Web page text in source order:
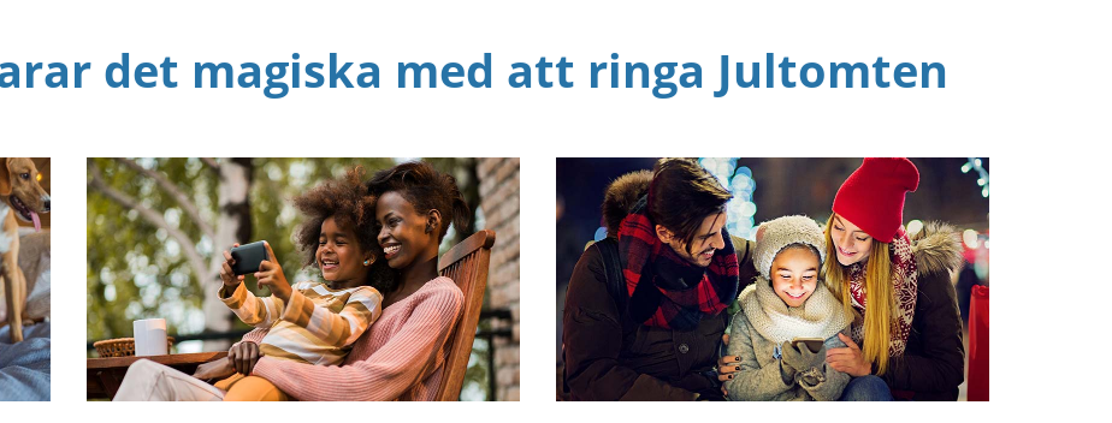
det magiska med att ringa Jultomten